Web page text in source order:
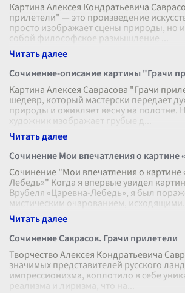
Картина Алексея Кондратьевича
прилетели" — это произведение
просто изображает сцены природы, но
собой философское размышление
Сочинение-описание картины "Грачи
Картина Алексея Саврасова "Грачи
шедевр, который мастерски передает
природы и оживляет весну на полотне.
художник изображает грубые д
Сочинение Мои впечатления о картине
Сочинение "Мои впечатления о картине
Лебедь»" Когда я впервые увидел
Врубеля «Царевна-Лебедь», я был
мистическим очарованием, исходящими
Сочинение Саврасов. Грачи прилетели
Творчество Алексея Кондратьевича
значимых представителей русского
импрессионизма, воплотило в себе
реализма и лиризма, что на